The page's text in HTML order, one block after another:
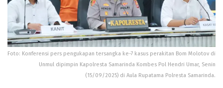
Foto: Konferensi pers pengukapan tersangka ke-7 kasus perakitan Bom Molotov di
Unmul dipimpin Kapolresta Samarinda Kombes Pol Hendri Umar, Senin
(15/09/2025) di Aula Rupatama Polresta Samarinda.